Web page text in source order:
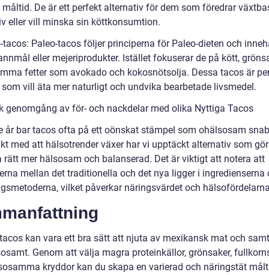
De är ett perfekt alternativ för dem som föredrar
eller vill minska sin köttkonsumtion.
tacos: Paleo-tacos följer principerna för Paleo-dieten och
eller mejeriprodukter. Istället fokuserar de på kött,
fetter som avokado och kokosnötsolja. Dessa tacos är
vill äta mer naturligt och undvika bearbetade livsmedel.
genomgång av för- och nackdelar med olika Nyttiga Tacos
år bar tacos ofta på ett oönskat stämpel som ohälsosam
med att hälsotrender växer har vi upptäckt alternativ som
rätt mer hälsosam och balanserad. Det är viktigt att notera att
mellan det traditionella och det nya ligger i ingredienserna
vilket påverkar näringsvärdet och
kan vara ett bra sätt att njuta av mexikansk mat och
Genom att välja magra proteinkällor, grönsaker,
kryddor kan du skapa en varierad och näringstät